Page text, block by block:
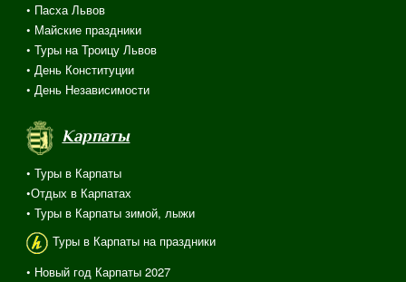
• Пасха Львов
• Майские праздники
• Туры на Троицу Львов
• День Конституции
• День Независимости
Карпаты
• Туры в Карпаты
•Отдых в Карпатах
• Туры в Карпаты зимой, лыжи
Туры в Карпаты на праздники
• Новый год Карпаты 2027